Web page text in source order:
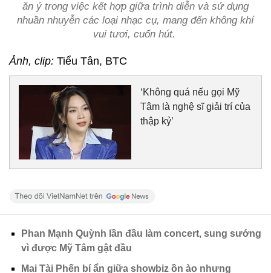
ăn ý trong việc kết hợp giữa trình diễn và sử dụng
nhuần nhuyễn các loại nhạc cụ, mang đến không khí
vui tươi, cuốn hút.
Ảnh, clip: Tiểu Tân, BTC
‘Không quá nếu gọi Mỹ
Tâm là nghệ sĩ giải trí của
thập kỷ’
Phan Mạnh Quỳnh lần đầu làm concert, sung sướng
vì được Mỹ Tâm gật đầu
Mai Tài Phến bí ẩn giữa showbiz ồn ào nhưng